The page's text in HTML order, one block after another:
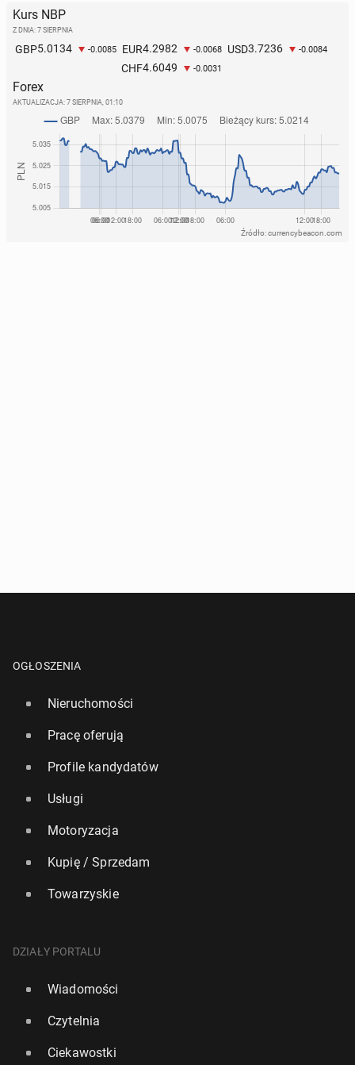
Kurs NBP
Z DNIA: 7 SIERPNIA
GBP5.0134 -0.0085 EUR4.2982 -0.0068 USD3.7236 -0.0084
CHF4.6049 -0.0031
Forex
AKTUALIZACJA: 7 SIERPNIA, 01:10
Źródło: currencybeacon.com
OGŁOSZENIA
Nieruchomości
Pracę oferują
Profile kandydatów
Usługi
Motoryzacja
Kupię / Sprzedam
Towarzyskie
DZIAŁY PORTALU
Wiadomości
Czytelnia
Ciekawostki